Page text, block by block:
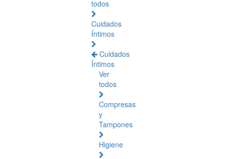
todos
Cuidados
Íntimos
Cuidados
Íntimos
Ver
todos
Compresas
y
Tampones
Higiene